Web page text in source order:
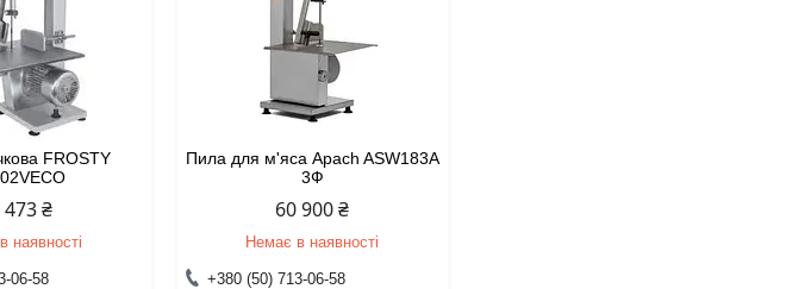
FROSTY
473 ₴
наявності
06-58
Пила для м'яса Apach ASW183А
3Ф
60 900 ₴
Немає в наявності
+380 (50) 713-06-58